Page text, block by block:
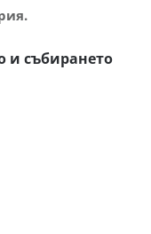
и събирането